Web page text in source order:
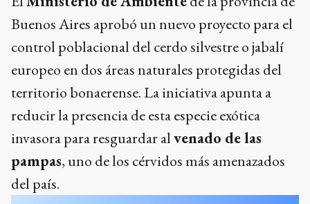
¿Por qué autorizaron cazar jabalíes en esos refugios?
¿Dónde se puede cazar jabalíes con esta nueva
autorización?
¿Qué requisitos necesita tener quien quiera participar
en la caza?
Dame un resumen
Ads